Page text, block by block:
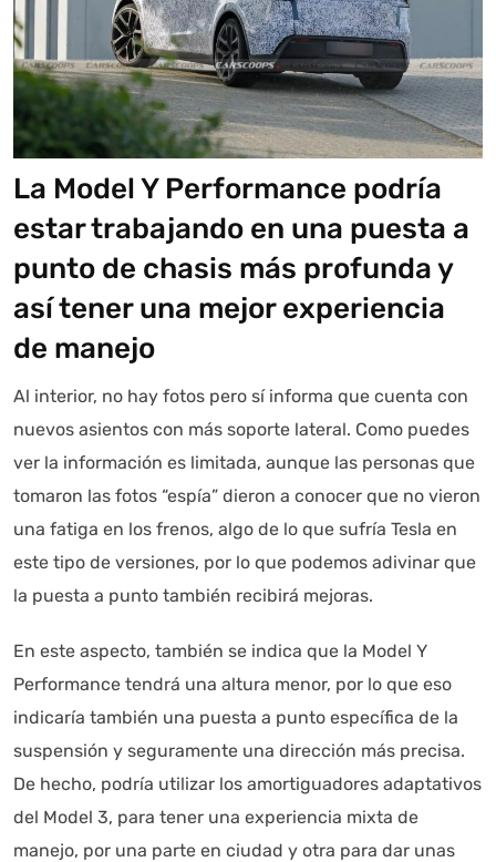
La Model Y Performance podría
estar trabajando en una puesta a
punto de chasis más profunda y
así tener una mejor experiencia
de manejo
Al interior, no hay fotos pero sí informa que cuenta con
nuevos asientos con más soporte lateral. Como puedes
ver la información es limitada, aunque las personas que
tomaron las fotos “espía” dieron a conocer que no vieron
una fatiga en los frenos, algo de lo que sufría Tesla en
este tipo de versiones, por lo que podemos adivinar que
la puesta a punto también recibirá mejoras.
En este aspecto, también se indica que la Model Y
Performance tendrá una altura menor, por lo que eso
indicaría también una puesta a punto específica de la
suspensión y seguramente una dirección más precisa.
De hecho, podría utilizar los amortiguadores adaptativos
del Model 3, para tener una experiencia mixta de
manejo, por una parte en ciudad y otra para dar unas